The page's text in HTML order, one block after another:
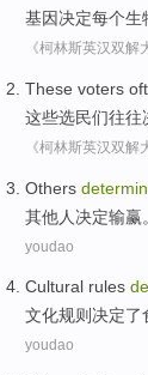
基因决定每个生
《柯林斯英汉双解
These voters
这些选民们往往
《柯林斯英汉双解
Others
其他人 决定输赢。
youdao
Cultural rules
文化规则决定了
youdao